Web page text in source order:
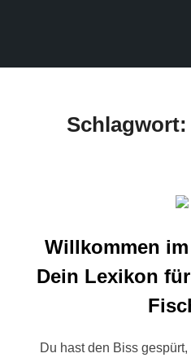
Schlagwort:
Willkommen
Dein Lexikon
Du hast den Biss